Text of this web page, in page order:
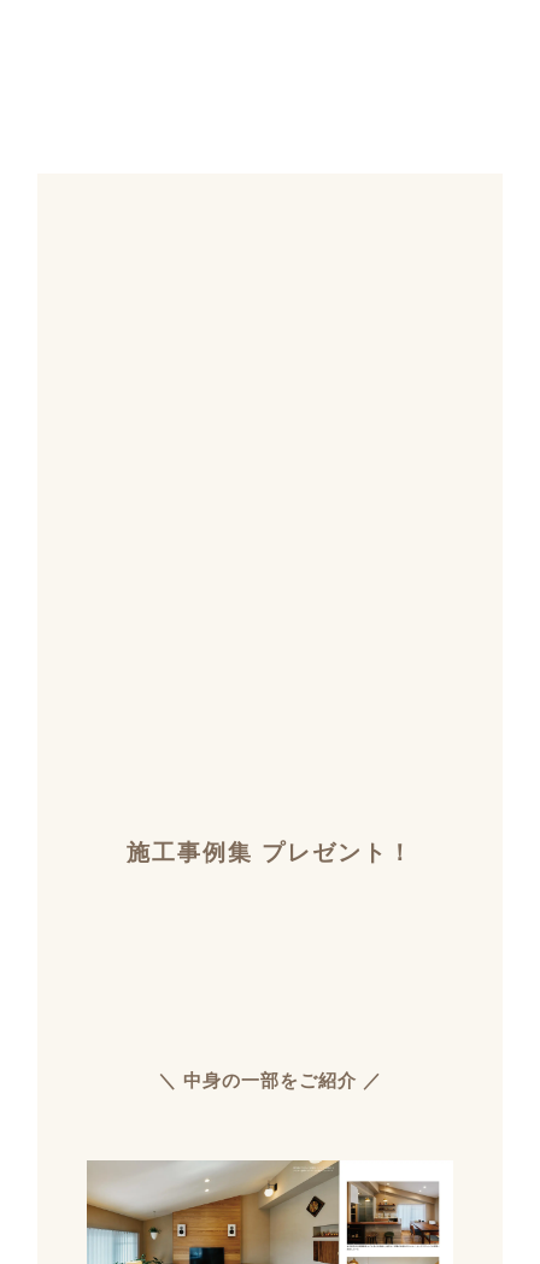
施工事例集 プレゼント！
＼ 中身の一部をご紹介 ／